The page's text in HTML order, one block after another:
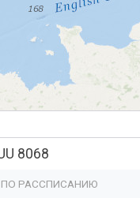
8068
ПО РАССПИСАНИЮ